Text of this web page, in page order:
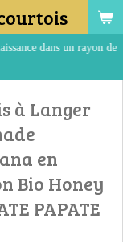
dans un rayon de
à Langer
en
Bio Honey
PAPATE